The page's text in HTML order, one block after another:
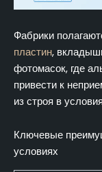
Фабрики
пластин,
фотомасок, где
привести к
из строя в
Ключевые
условиях